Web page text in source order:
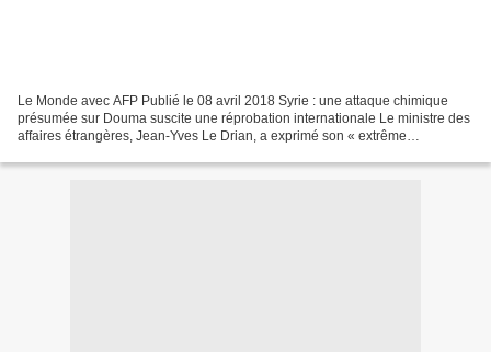
Le Monde avec AFP Publié le 08 avril 2018 Syrie : une attaque chimique
présumée sur Douma suscite une réprobation internationale Le ministre des
affaires étrangères, Jean-Yves Le Drian, a exprimé son « extrême